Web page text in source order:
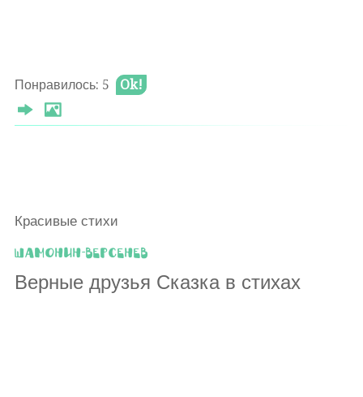
Понравилось: 5 Ok!
Красивые стихи
Шамонин-Версенев
Верные друзья Сказка в стихах